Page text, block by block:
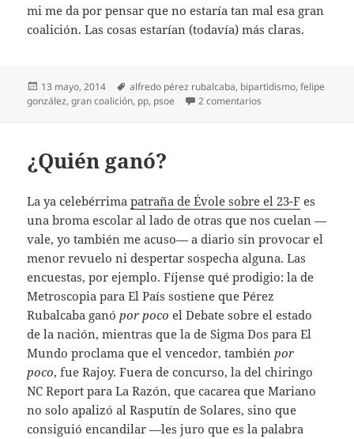
mi me da por pensar que no estaría tan mal esa gran
coalición. Las cosas estarían (todavía) más claras.
Publicado
el
13 mayo, 2014 Etiquetas
alfredo pérez rubalcaba, bipartidismo,felipe
gonzález,gran coalición, pp, psoe 2 comentarios
¿Quién ganó?
La ya celebérrimapatraña de Évole sobre el 23-F es
una broma escolar al lado de otras que nos cuelan —
vale, yo también me acuso— a diario sin provocar el
menor revuelo ni despertar sospecha alguna. Las
encuestas, por ejemplo. Fíjense qué prodigio: la de
Metroscopia para El País sostiene que Pérez
Rubalcaba ganópor poco el Debate sobre el estado
de la nación, mientras que la de Sigma Dos para El
Mundo proclama que el vencedor, tambiénpor
poco, fue Rajoy. Fuera de concurso, la del chiringo
NC Report para La Razón, que cacarea que Mariano
no solo apalizó al Rasputín de Solares, sino que
consiguió encandilar —les juro que es la palabra